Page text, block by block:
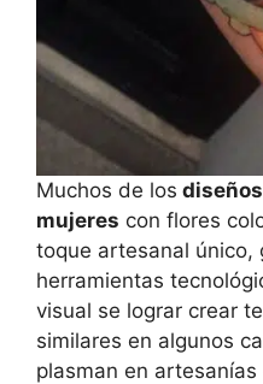
Muchos de los
mujeres con flores
toque artesanal único,
herramientas
visual se lograr crear
similares en algunos
plasman en